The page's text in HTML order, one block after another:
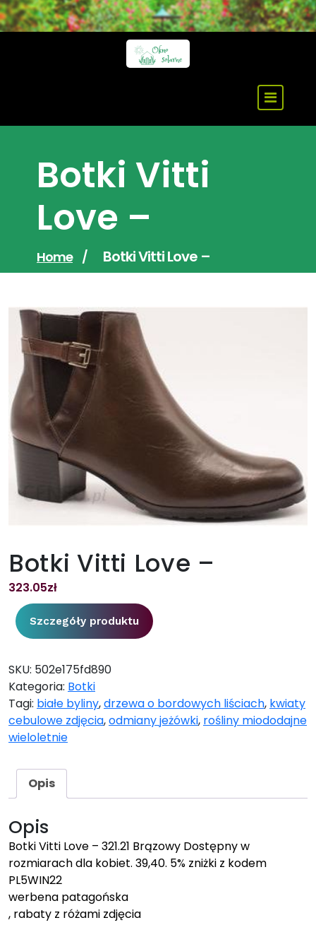
Skip
to
Botki Vitti
Love –
Home / Botki Vitti Love –
Botki Vitti Love –
323.05zł
Szczegóły produktu
SKU: 502e175fd890
Kategoria: Botki
Tagi: białe byliny,drzewa o bordowych liściach, kwiaty
cebulowe zdjęcia,odmiany jeżówki, rośliny miododajne
wieloletnie
Opis
Opis
Botki Vitti Love – 321.21 Brązowy Dostępny w
rozmiarach dla kobiet. 39,40. 5% zniżki z kodem
PL5WIN22
werbena patagońska
, rabaty z różami zdjęcia